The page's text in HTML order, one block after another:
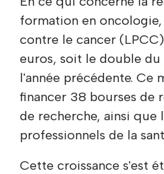
formation en
contre le cancer
euros, soit le double
l'année précédente. Ce
financer 38 bourses de
de recherche, ainsi que
professionnels de la
Cette croissance s'est